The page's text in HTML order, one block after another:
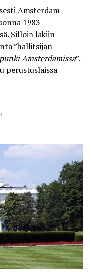
Amsterdam
1983
Silloin lakiin
”hallitsijan
Amsterdamissa”.
perustuslaissa